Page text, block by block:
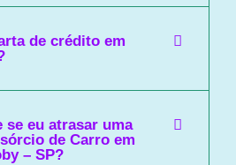
de crédito em
se eu atrasar uma
de Carro em
– SP?